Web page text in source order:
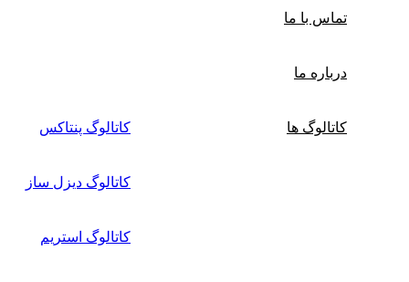
تماس با ما
درباره ما
کاتالوگ ها کاتالوگ پنتاکس
کاتالوگ دیزل ساز
کاتالوگ استریم